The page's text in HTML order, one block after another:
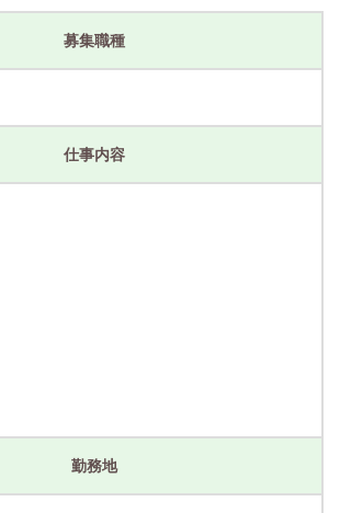
募集職種
仕事内容
勤務地